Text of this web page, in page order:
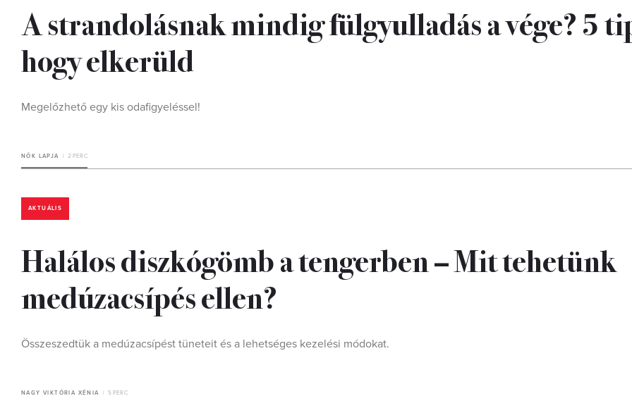
A strandolásnak mindig fülgyulladás a vége? 5
hogy elkerüld
Megelőzhető egy kis odafigyeléssel!
NŐK LAPJA 2 PERC
AKTUÁLIS
Halálos diszkógömb a tengerben – Mit tehetünk
medúzacsípés ellen?
Összeszedtük a medúzacsípést tüneteit és a lehetséges kezelési módokat.
NAGY VIKTÓRIA XÉNIA 5 PERC